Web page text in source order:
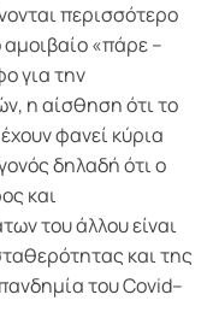
περισσότερο
«πάρε –
για την
η αίσθηση ότι το
φανεί κύρια
δηλαδή ότι ο
και
του άλλου είναι
και της
του Covid–